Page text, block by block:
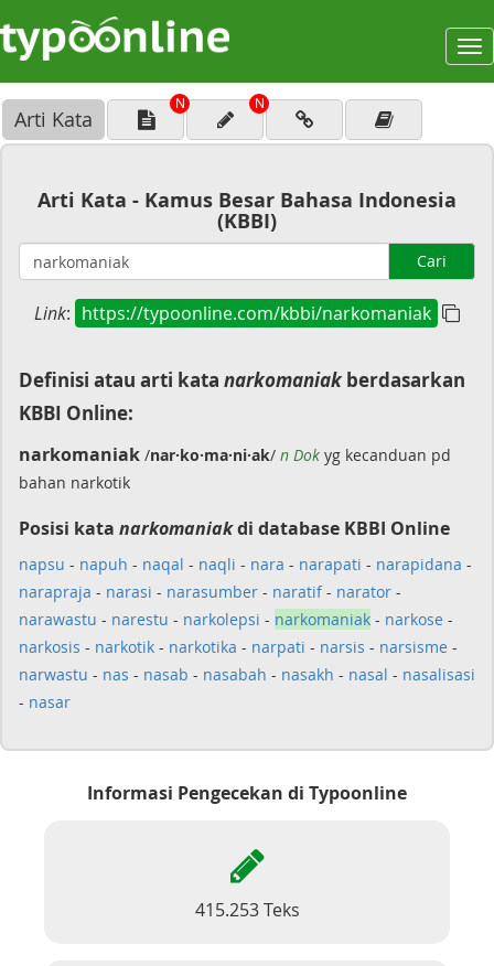
Arti Kata
N N
Arti Kata - Kamus Besar Bahasa Indonesia
(KBBI)
Cari
Link: https://typoonline.com/kbbi/narkomaniak
Definisi atau arti kata narkomaniakberdasarkan
KBBI Online:
narkomaniak /nar·ko·ma·ni·ak/ n Dok yg kecanduan pd
bahan narkotik
Posisi kata narkomaniakdi database KBBI Online
napsu - napuh - naqal - naqli - nara - narapati - narapidana -
narapraja - narasi - narasumber - naratif- narator -
narawastu - narestu - narkolepsi - narkomaniak - narkose -
narkosis - narkotik - narkotika - narpati - narsis - narsisme -
narwastu - nas - nasab - nasabah - nasakh - nasal - nasalisasi
- nasar
Informasi Pengecekan di Typoonline
415.253 Teks